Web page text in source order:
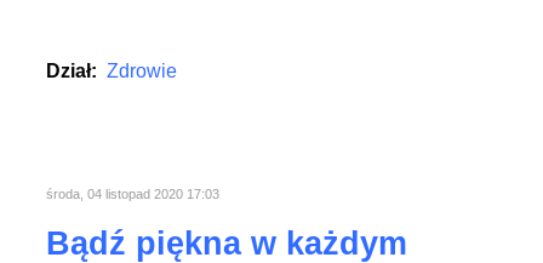
Dział: Zdrowie
środa, 04 listopad 2020 17:03
Bądź piękna w każdym